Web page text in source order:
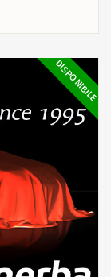
DISPONIBILE